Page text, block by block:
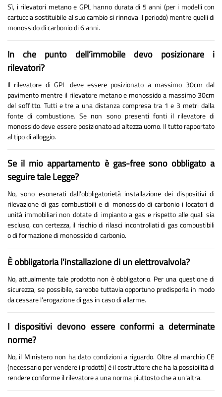
Sì, i rilevatori metano e GPL hanno durata di 5 anni (per i modelli con
cartuccia sostituibile al suo cambio si rinnova il periodo) mentre quelli di
monossido di carbonio di 6 anni.
In che punto dell’immobile devo posizionare i
rilevatori?
Il rilevatore di GPL deve essere posizionato a massimo 30cm dal
pavimento mentre il rilevatore metano e monossido a massimo 30cm
del soffitto. Tutti e tre a una distanza compresa tra 1 e 3 metri dalla
fonte di combustione. Se non sono presenti fonti il rilevatore di
monossido deve essere posizionato ad altezza uomo. Il tutto rapportato
al tipo di alloggio.
Se il mio appartamento è gas-free sono obbligato a
seguire tale Legge?
No, sono esonerati dall’obbligatorietà installazione dei dispositivi di
rilevazione di gas combustibili e di monossido di carbonio i locatori di
unità immobiliari non dotate di impianto a gas e rispetto alle quali sia
escluso, con certezza, il rischio di rilasci incontrollati di gas combustibili
o di formazione di monossido di carbonio.
È obbligatoria l’installazione di un elettrovalvola?
No, attualmente tale prodotto non è obbligatorio. Per una questione di
sicurezza, se possibile, sarebbe tuttavia opportuno predisporla in modo
da cessare l’erogazione di gas in caso di allarme.
I dispositivi devono essere conformi a determinate
norme?
No, il Ministero non ha dato condizioni a riguardo. Oltre al marchio CE
(necessario per vendere i prodotti) è il costruttore che ha la possibilità di
rendere conforme il rilevatore a una norma piuttosto che a un'altra.